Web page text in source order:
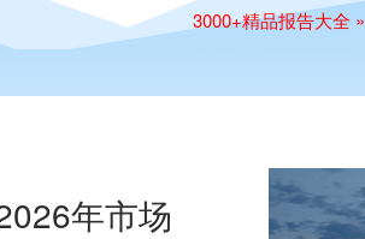
3000+精品报告大全 »
年市场